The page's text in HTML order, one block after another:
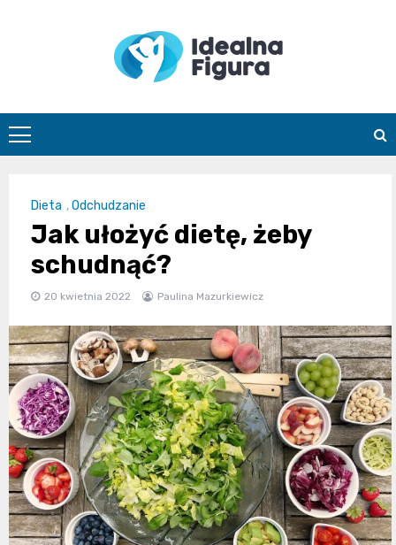
Dieta ,Odchudzanie
Jak ułożyć dietę, żeby
schudnąć?
20 kwietnia 2022 Paulina Mazurkiewicz